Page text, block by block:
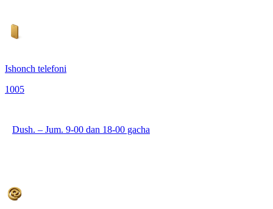
Ishonch telefoni
1005
Dush. – Jum. 9-00 dan 18-00 gacha